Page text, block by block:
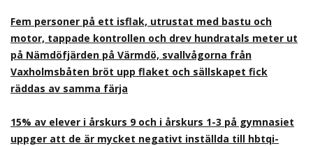
Fem personer på ett isflak, utrustat med bastu och
motor, tappade kontrollen och drev hundratals meter ut
på Nämdöfjärden på Värmdö, svallvågorna från
Vaxholmsbåten bröt upp flaket och sällskapet fick
räddas av samma färja
15% av elever i årskurs 9 och i årskurs 1-3 på gymnasiet
uppger att de är mycket negativt inställda till hbtqi-